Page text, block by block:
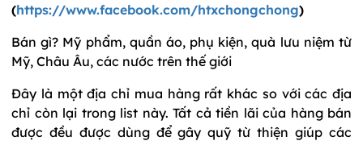
(https://www.facebook.com/htxchongchong)
Bán gì? Mỹ phẩm, quần áo, phụ kiện, quà lưu niệm từ
Mỹ, Châu Âu, các nước trên thế giới
Đây là một địa chỉ mua hàng rất khác so với các địa
chỉ còn lại trong list này. Tất cả tiền lãi của hàng bán
được đều được dùng để gây quỹ từ thiện giúp các